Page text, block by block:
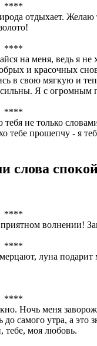
****
отдыхает.
****
меня, ведь я не
и красочных
в свою мягкую и
сильны. Я с
****
не только
тебе прошепчу - я
****
волнении!
****
луна подарит
****
Ночь меня
самого утра, а
тебе, моя любовь.